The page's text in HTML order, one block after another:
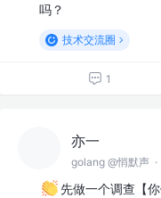
吗？
技术交流圈
1
亦一
golang @悄默声 ·
先做一个调查【